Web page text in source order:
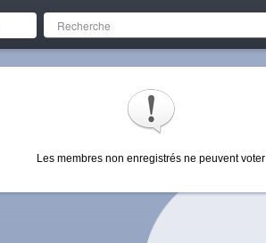
Les membres non enregistrés ne peuvent voter